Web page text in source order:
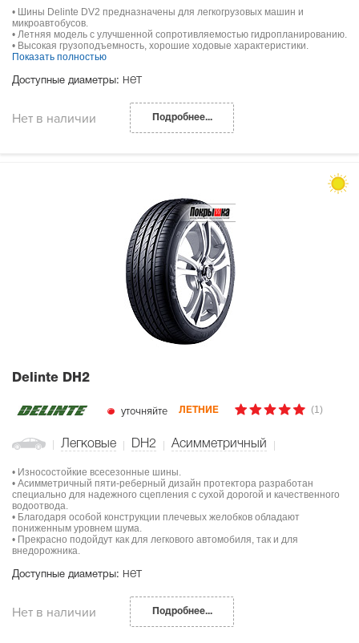
• Шины Delinte DV2 предназначены для легкогрузовых машин и
микроавтобусов.
• Летняя модель с улучшенной сопротивляемостью гидропланированию.
• Высокая грузоподъемность, хорошие ходовые характеристики.
Показать полностью
Доступные диаметры: нет
Нет в наличии Подробнее...
Delinte DH2
уточняйте ЛЕТНИЕ (1)
Легковые DH2 Асимметричный
• Износостойкие всесезонные шины.
• Асимметричный пяти-реберный дизайн протектора разработан
специально для надежного сцепления с сухой дорогой и качественного
водоотвода.
• Благодаря особой конструкции плечевых желобков обладают
пониженным уровнем шума.
• Прекрасно подойдут как для легкового автомобиля, так и для
внедорожника.
Доступные диаметры: нет
Нет в наличии Подробнее...